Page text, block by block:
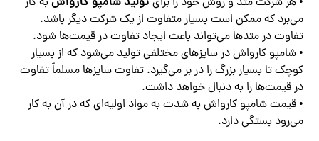
می‌برد که ممکن است بسیار متفاوت از یک شرکت دیگر باشد.
تفاوت در متدها می‌تواند باعث ایجاد تفاوت در قیمت‌ها شود.
• شامپو کارواش در سایزهای مختلفی تولید می‌شود که از بسیار
کوچک تا بسیار بزرگ را در بر می‌گیرد. تفاوت سایزها مسلماً تفاوت
در قیمت‌ها را به دنبال خواهد داشت.
• قیمت شامپو کارواش به شدت به مواد اولیه‌ای که در آن به کار
می‌رود بستگی دارد.